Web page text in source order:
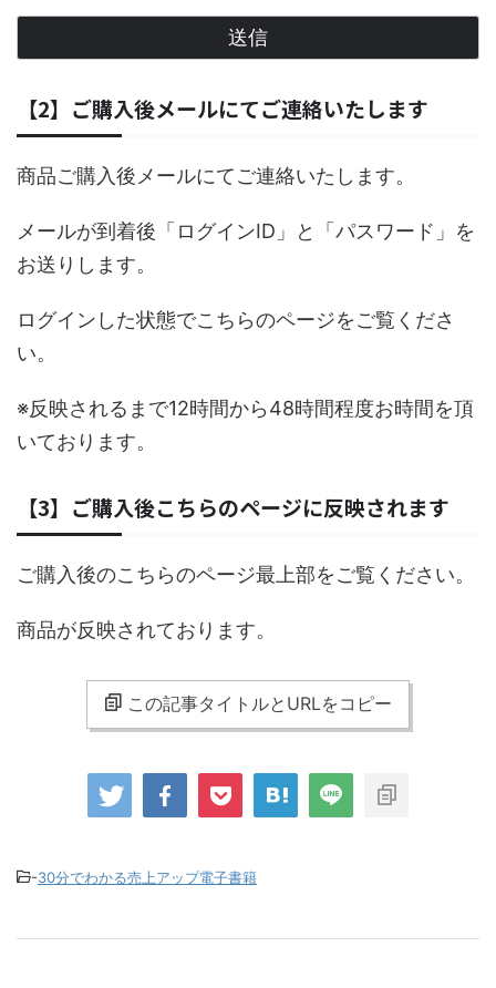
【2】ご購入後メールにてご連絡いたします
商品ご購入後メールにてご連絡いたします。
メールが到着後「ログインID」と「パスワード」を
お送りします。
ログインした状態でこちらのページをご覧くださ
い。
※反映されるまで12時間から48時間程度お時間を頂
いております。
【3】ご購入後こちらのページに反映されます
ご購入後のこちらのページ最上部をご覧ください。
商品が反映されております。
この記事タイトルとURLをコピー
-30分でわかる売上アップ電子書籍